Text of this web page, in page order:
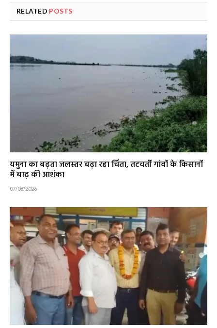
RELATED POSTS
यमुना का बढ़ता जलस्तर बढ़ा रहा चिंता, तटवर्ती गांवों के किसानों
में बाढ़ की आशंका
07/08/2026